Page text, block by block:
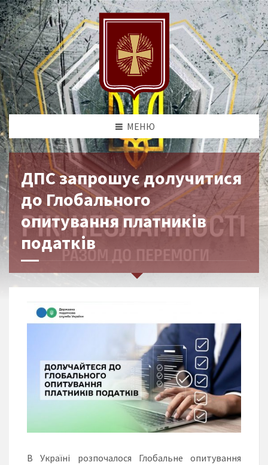
МЕНЮ
ДПС запрошує долучитися
до Глобального
опитування платників
податків
В Україні розпочалося Глобальне опитування